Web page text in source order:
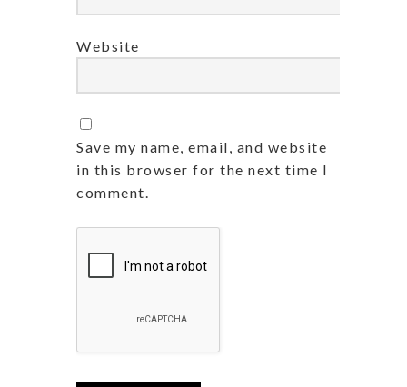
Website
Save my name, email, and website
in this browser for the next time I
comment.